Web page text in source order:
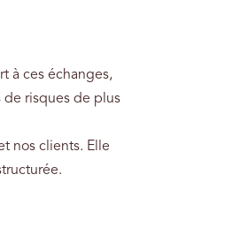
à ces échanges,
de risques de plus
nos clients. Elle